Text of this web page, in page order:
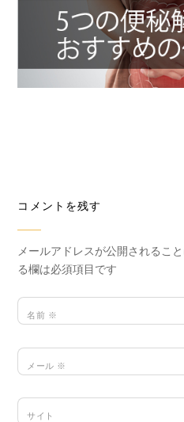
コメントを残す
メールアドレスが公開されること
る欄は必須項目です
名前 ※
メール ※
サイト